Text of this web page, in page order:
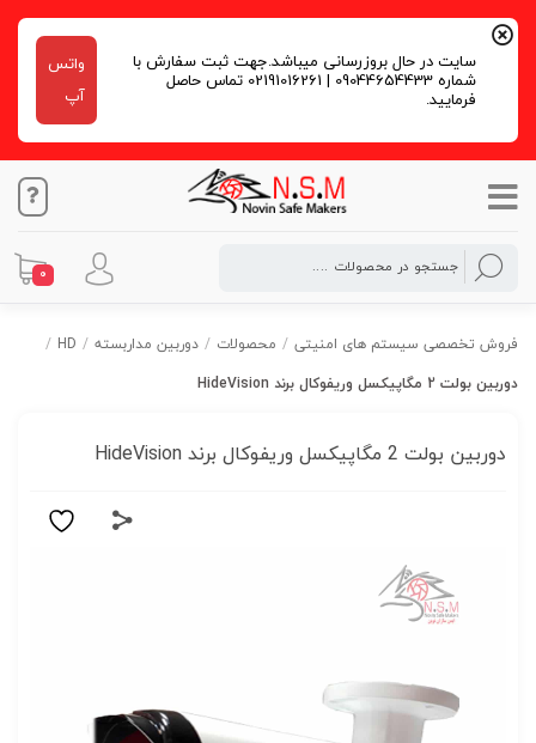
سایت در حال بروزرسانی میباشد.جهت ثبت سفارش با
شماره 09044654433 | 02191016261 تماس حاصل
فرمایید.
واتس
آپ
0
فروش تخصصی سیستم های امنیتی / محصولات / دوربین مداربسته /
HD
/
دوربین بولت 2 مگاپیکسل وریفوکال برند HideVision
دوربین بولت 2 مگاپیکسل وریفوکال برند HideVision